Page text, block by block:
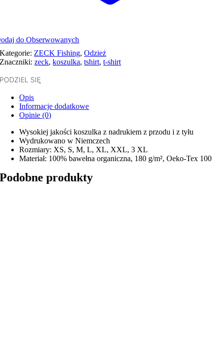
do Obserwowanych
Kategorie: ZECK Fishing,Odzież
Znaczniki:zeck,koszulka,tshirt,t-shirt
PODZIEL SIĘ
Opis
Informacje dodatkowe
Opinie (0)
Wysokiej jakości koszulka z nadrukiem z przodu i z tyłu
Wydrukowano w Niemczech
Rozmiary: XS, S, M, L, XL, XXL, 3 XL
Materiał: 100% bawełna organiczna, 180 g/m², Oeko-Tex 100
Podobne produkty